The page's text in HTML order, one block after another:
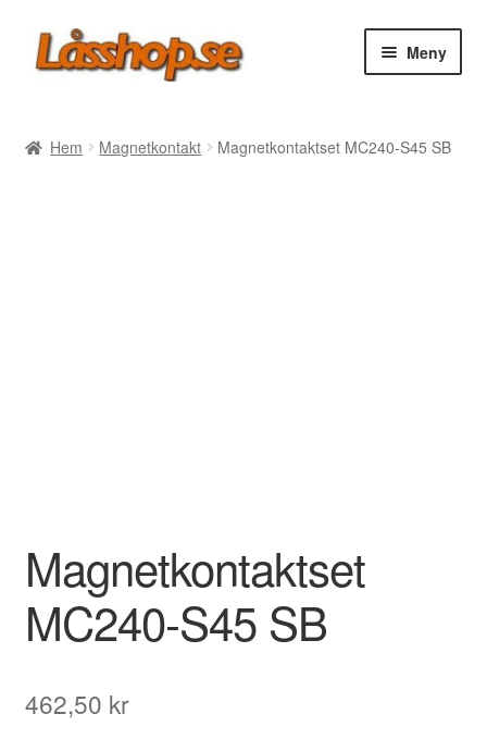
Hoppa
till
Hoppa
till
Meny
Hem Magnetkontakt Magnetkontaktset MC240-S45 SB
Magnetkontaktset
MC240-S45 SB
462,50 kr